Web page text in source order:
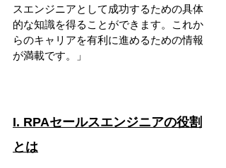
スエンジニアとして成功するための具体
的な知識を得ることができます。これか
らのキャリアを有利に進めるための情報
が満載です。」
I. RPAセールスエンジニアの役割
とは